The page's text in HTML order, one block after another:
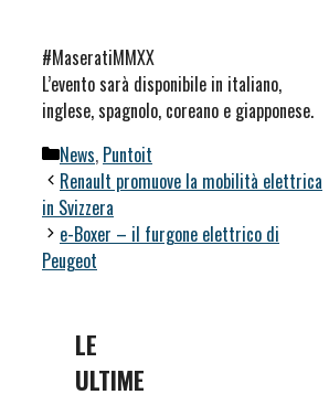
#MaseratiMMXX
L’evento sarà disponibile in italiano,
inglese, spagnolo, coreano e giapponese.
Categorie
News, Puntoit
Renault promuove la mobilità elettrica
in Svizzera
e-Boxer – il furgone elettrico di
Peugeot
LE
ULTIME